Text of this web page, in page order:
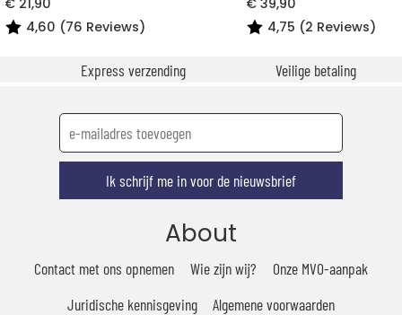
4,60 (76 Reviews)
4,75 (2 Reviews)
Express verzending Veilige betaling
Ik schrijf me in voor de nieuwsbrief
About
Contact met ons opnemen Wie zijn wij?
Onze MVO-aanpak
Juridische kennisgeving
Algemene voorwaarden